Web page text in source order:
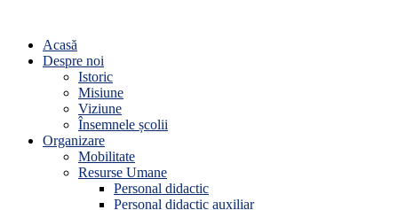
Acasă
Despre noi
Istoric
Misiune
Viziune
Însemnele școlii
Organizare
Mobilitate
Resurse Umane
Personal didactic
Personal didactic auxiliar